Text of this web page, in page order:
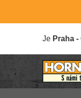
Je Praha